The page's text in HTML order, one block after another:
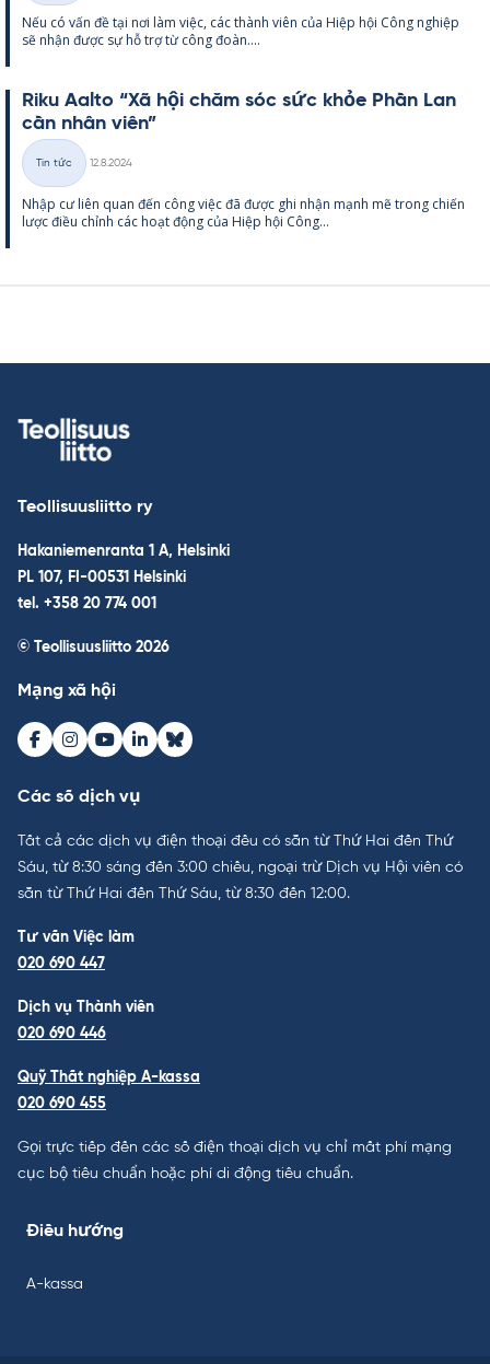
loại
Nếu có vấn đề tại nơi làm việc, các thành viên của Hiệp hội Công ng­hiệp
sẽ nhận được sự hỗ trợ từ công đoàn....
Riku Aalto “Xã hội chăm sóc sức khỏe Phần Lan
cần nhân viên”
Thể
loại
Tin tức
12.8.2024
Nhập cư liên quan đến công việc đã được ghi nhận mạnh mẽ trong chiến
lược điều chỉnh các hoạt động của Hiệp hội Công...
Teollisuusliitto ry
Hakaniemenranta 1 A, Helsinki
PL 107, FI-00531 Helsinki
tel. +358 20 774 001
© Teollisuusliitto 2026
Mạng xã hội
Facebook
Instagram
Youtube
LinkedInBluesky
Các số dịch vụ
Tất cả các dịch vụ điện thoại đều có sẵn từ Thứ Hai đến Thứ
Sáu, từ 8:30 sáng đến 3:00 chiều, ngoại trừ Dịch vụ Hội viên có
sẵn từ Thứ Hai đến Thứ Sáu, từ 8:30 đến 12:00.
Tư vấn Việc làm
020 690 447
Dịch vụ Thành viên
020 690 446
Quỹ Thất nghiệp A-kassa
020 690 455
Gọi trực tiếp đến các số điện thoại dịch vụ chỉ mất phí mạng
cục bộ tiêu chuẩn hoặc phí di động tiêu chuẩn.
Điều hướng
A-kassa